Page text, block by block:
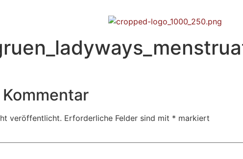
veröffentlicht. Erforderliche Felder sind mit * markiert